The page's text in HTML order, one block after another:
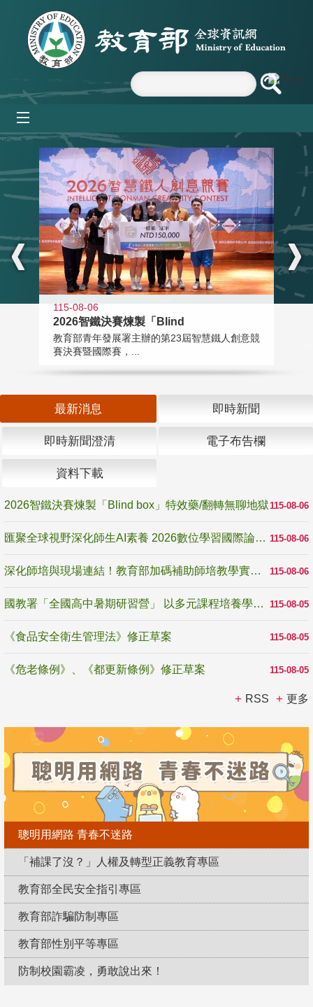
跳到主要內容區塊
:::
115-08-06
2026智鐵決賽煉製「Blind
教育部青年發展署主辦的第23屆智慧鐵人創意競
賽決賽暨國際賽，...
最新消息 即時新聞
即時新聞澄清 電子布告欄
資料下載
115-08-06
2026智鐵決賽煉製「Blind box」特效藥/翻轉無聊地獄
115-08-06
匯聚全球視野深化師生AI素養 2026數位學習國際論壇高雄登場
115-08-06
深化師培與現場連結！教育部加碼補助師培教學實踐研究 10月師培國際研討會交流教學實踐經驗
115-08-05
國教署「全國高中暑期研習營」 以多元課程培養學生瞭解誠信專業與倫理價值
115-08-05
《食品安全衛生管理法》修正草案
115-08-05
《危老條例》、《都更新條例》修正草案
RSS 更多
聰明用網路 青春不迷路
「補課了沒？」人權及轉型正義教育專區
教育部全民安全指引專區
教育部詐騙防制專區
教育部性別平等專區
防制校園霸凌，勇敢說出來！